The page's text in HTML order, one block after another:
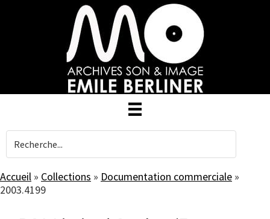
Accueil » Collections » Documentation commerciale »
2003.4199